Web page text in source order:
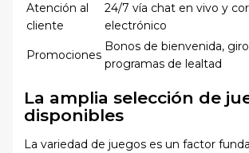
Atención al
cliente
24/7 vía chat en vivo y
electrónico
Promociones
Bonos de bienvenida,
programas de lealtad
La amplia selección de
disponibles
La variedad de juegos es un factor